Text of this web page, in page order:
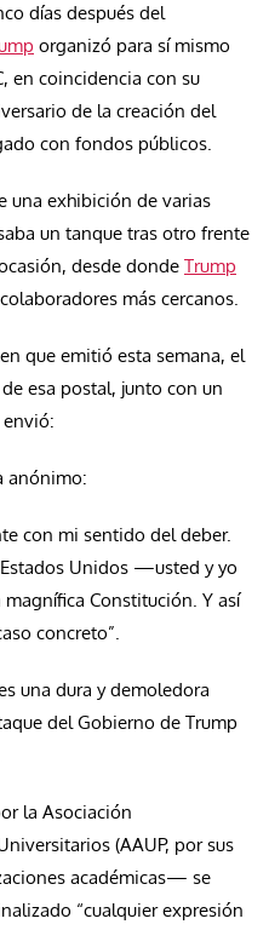
días después del
organizó para sí mismo
en coincidencia con su
de la creación del
con fondos públicos.
una exhibición de varias
un tanque tras otro frente
desde donde Trump
más cercanos.
que emitió esta semana, el
esa postal, junto con un
envió:
anónimo:
con mi sentido del deber.
Unidos —usted y yo
Constitución. Y así
concreto”.
una dura y demoledora
del Gobierno de Trump
la Asociación
(AAUP, por sus
académicas— se
“cualquier expresión